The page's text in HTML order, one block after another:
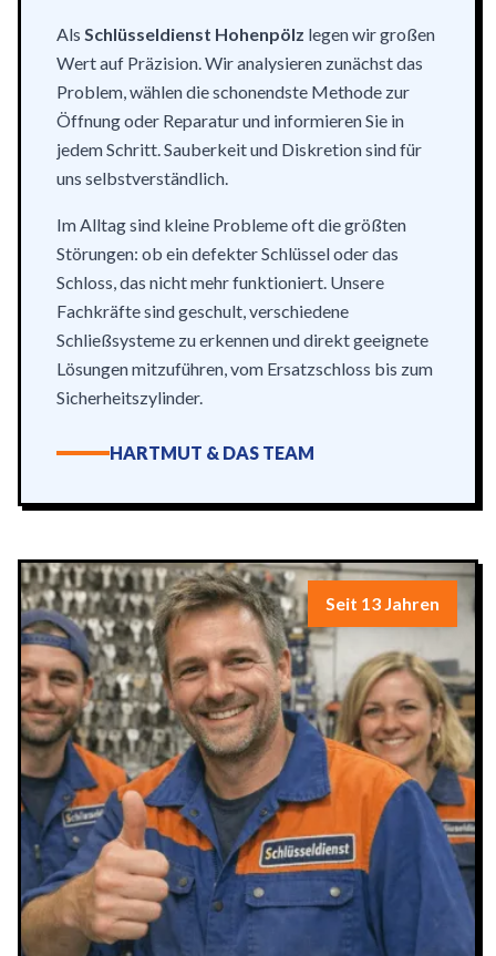
Als Schlüsseldienst Hohenpölz legen wir großen
Wert auf Präzision. Wir analysieren zunächst das
Problem, wählen die schonendste Methode zur
Öffnung oder Reparatur und informieren Sie in
jedem Schritt. Sauberkeit und Diskretion sind für
uns selbstverständlich.
Im Alltag sind kleine Probleme oft die größten
Störungen: ob ein defekter Schlüssel oder das
Schloss, das nicht mehr funktioniert. Unsere
Fachkräfte sind geschult, verschiedene
Schließsysteme zu erkennen und direkt geeignete
Lösungen mitzuführen, vom Ersatzschloss bis zum
Sicherheitszylinder.
HARTMUT & DAS TEAM
Seit 13 Jahren